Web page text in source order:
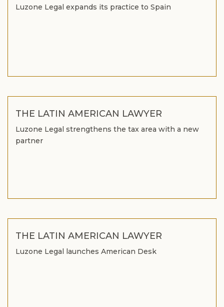
Luzone Legal expands its practice to Spain
THE LATIN AMERICAN LAWYER
Luzone Legal strengthens the tax area with a new
partner
THE LATIN AMERICAN LAWYER
Luzone Legal launches American Desk